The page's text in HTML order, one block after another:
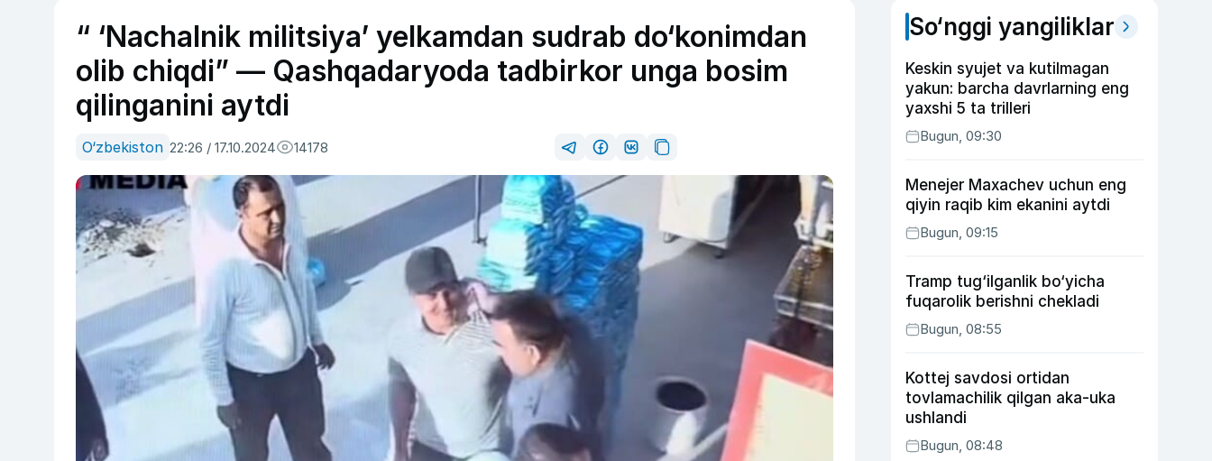
“ ‘Nachalnik militsiya’ yelkamdan sudrab do‘konimdan
olib chiqdi” — Qashqadaryoda tadbirkor unga bosim
qilinganini aytdi
O‘zbekiston 22:26 / 17.10.2024 14178
So‘nggi yangiliklar
Keskin syujet va kutilmagan
yakun: barcha davrlarning eng
yaxshi 5 ta trilleri
Bugun, 09:30
Menejer Maxachev uchun eng
qiyin raqib kim ekanini aytdi
Bugun, 09:15
Tramp tug‘ilganlik bo‘yicha
fuqarolik berishni chekladi
Bugun, 08:55
Kottej savdosi ortidan
tovlamachilik qilgan aka-uka
ushlandi
Bugun, 08:48